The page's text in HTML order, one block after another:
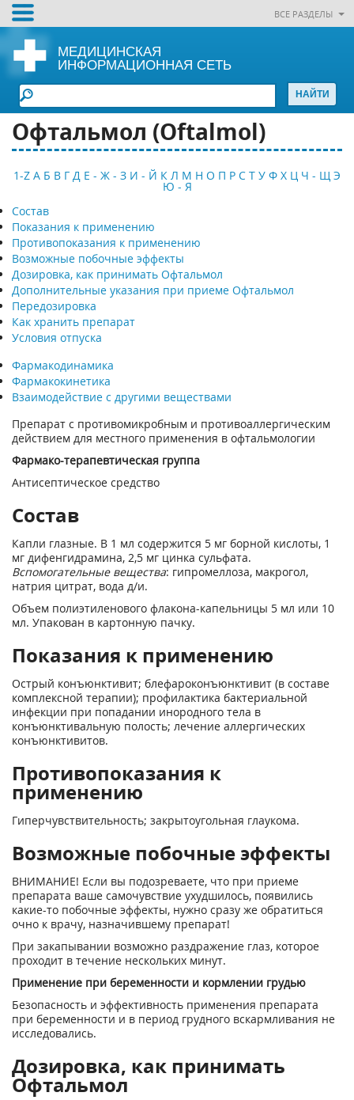
ВСЕ РАЗДЕЛЫ
МЕДИЦИНСКАЯ
ИНФОРМАЦИОННАЯ СЕТЬ
Офтальмол (Оftalmol)
1-Z А Б В Г Д Е - Ж - З И - Й К Л М Н О П Р С Т У Ф Х Ц Ч - Щ Э
Ю - Я
Состав
Показания к применению
Противопоказания к применению
Возможные побочные эффекты
Дозировка, как принимать Офтальмол
Дополнительные указания при приеме Офтальмол
Передозировка
Как хранить препарат
Условия отпуска
Фармакодинамика
Фармакокинетика
Взаимодействие с другими веществами
Препарат с противомикробным и противоаллергическим
действием для местного применения в офтальмологии
Фармако-терапевтическая группа
Антисептическое средство
Состав
Капли глазные. В 1 мл содержится 5 мг борной кислоты, 1
мг дифенгидрамина, 2,5 мг цинка сульфата.
Вспомогательные вещества: гипромеллоза, макрогол,
натрия цитрат, вода д/и.
Объем полиэтиленового флакона-капельницы 5 мл или 10
мл. Упакован в картонную пачку.
Показания к применению
Острый конъюнктивит; блефароконъюнктивит (в составе
комплексной терапии); профилактика бактериальной
инфекции при попадании инородного тела в
конъюнктивальную полость; лечение аллергических
конъюнктивитов.
Противопоказания к
применению
Гиперчувствительность; закрытоугольная глаукома.
Возможные побочные эффекты
ВНИМАНИЕ! Если вы подозреваете, что при приеме
препарата ваше самочувствие ухудшилось, появились
какие-то побочные эффекты, нужно сразу же обратиться
очно к врачу, назначившему препарат!
При закапывании возможно раздражение глаз, которое
проходит в течение нескольких минут.
Применение при беременности и кормлении грудью
Безопасность и эффективность применения препарата
при беременности и в период грудного вскармливания не
исследовались.
Дозировка, как принимать
Офтальмол